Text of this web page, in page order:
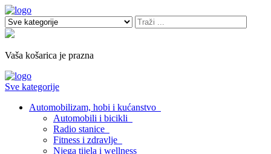
Vaša košarica je prazna
Sve kategorije
Automobilizam, hobi i kućanstvo
Automobili i bicikli
Radio stanice
Fitness i zdravlje
Njega tijela i wellness